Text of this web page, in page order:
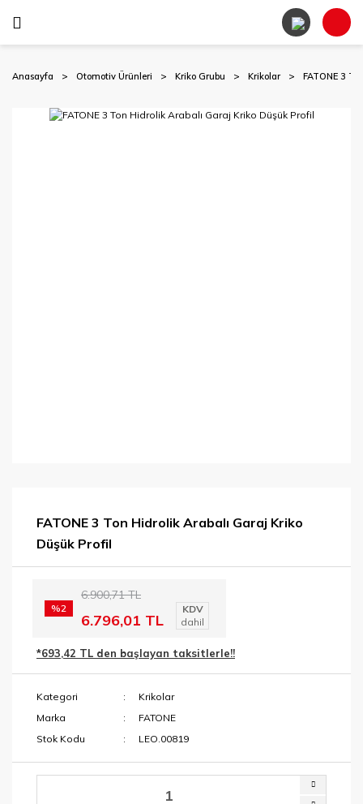
Anasayfa Otomotiv Ürünleri Kriko Grubu Krikolar FATONE 3
FATONE 3 Ton Hidrolik Arabalı Garaj Kriko
Düşük Profil
%2
6.900,71 TL
6.796,01 TL
KDV
dahil
*693,42 TL den başlayan taksitlerle!!
Kategori
Krikolar
Marka
FATONE
Stok Kodu
LEO.00819